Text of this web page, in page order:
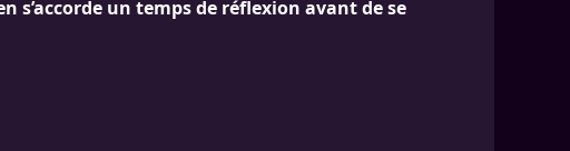
s’accorde un temps de réflexion avant de se